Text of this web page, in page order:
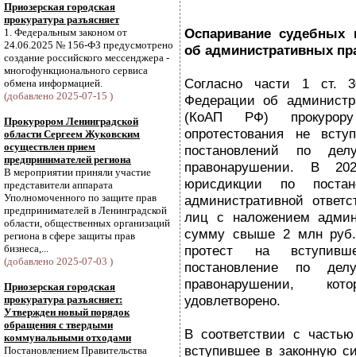
Приозерская городская
прокуратура разъясняет
1. Федеральным законом от
24.06.2025 № 156-ФЗ предусмотрено
создание российского мессенджера -
многофункционального сервиса
обмена информацией.
(добавлено 2025-07-15 )
Прокурором Ленинградской
области Сергеем Жуковским
осуществлен прием
предпринимателей региона
В мероприятии приняли участие
представители аппарата
Уполномоченного по защите прав
предпринимателей в Ленинградской
области, общественных организаций
региона в сфере защиты прав
бизнеса,...
(добавлено 2025-07-03 )
Приозерская городская
прокуратура разъясняет:
Утвержден новый порядок
обращения с твердыми
коммунальными отходами
Постановлением Правительства
Оспаривание судебных
об административных
Согласно части 1 ст.
Федерации об
(КоАП РФ) прокурору
опротестования не
постановлений по
правонарушении. В
юрисдикции по
административной
лиц с наложением
сумму свыше 2 млн руб.
протест на
постановление по
правонарушении,
удовлетворено.
В соответствии с
вступившее в законную